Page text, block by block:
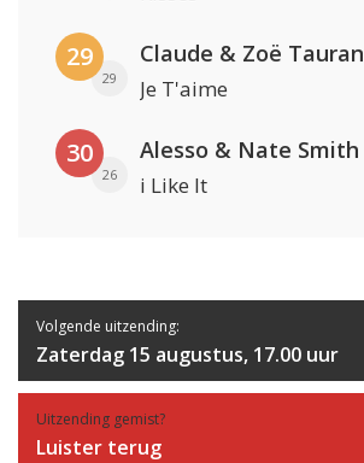
29
29
Claude & Zoë Tauran
Je T'aime
30
26
Alesso & Nate Smith
i Like It
Volgende uitzending:
Zaterdag 15 augustus, 17.00 uur
Uitzending gemist?
Luister terug